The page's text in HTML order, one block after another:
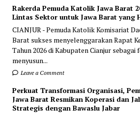
Rakerda Pemuda Katolik Jawa Barat
Lintas Sektor untuk Jawa Barat yang
CIANJUR - Pemuda Katolik Komisariat
Barat sukses menyelenggarakan Rapat
Tahun 2026 di Kabupaten Cianjur
menyusun...
Leave a Comment
Perkuat Transformasi Organisasi,
Jawa Barat Resmikan Koperasi dan
Strategis dengan Bawaslu Jabar